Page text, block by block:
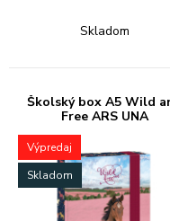
Skladom
Školský box A5 Wild
Free ARS UNA
Výpredaj
Skladom